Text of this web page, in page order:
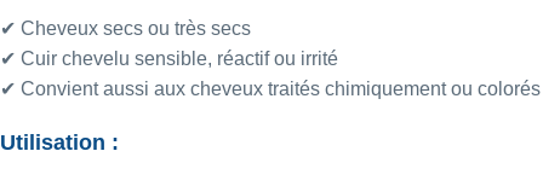
✔ Cheveux secs ou très secs
✔ Cuir chevelu sensible, réactif ou irrité
✔ Convient aussi aux cheveux traités chimiquement ou colorés
Utilisation :